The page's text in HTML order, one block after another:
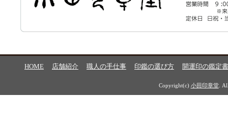
HOME 店舗紹介 職人の手仕事 印鑑の選び方 開運印の鑑定書
Copyright(c) 小田印章堂.